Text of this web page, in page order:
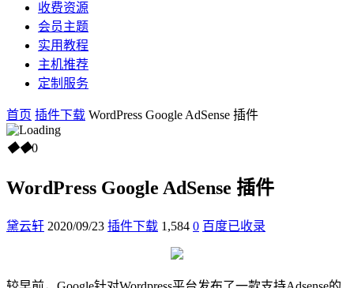
收费资源
会员主题
实用教程
主机推荐
定制服务
首页 插件下载 WordPress Google AdSense 插件
◆◆0
WordPress Google AdSense 插件
黛云轩 2020/09/23 插件下载 1,584 0 百度已收录